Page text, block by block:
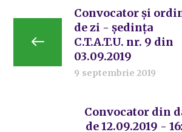
Convocator și
de zi - ședința
C.T.A.T.U. nr. 9 din
03.09.2019
9 septembrie 2019
Convocator din
de 12.09.2019 -